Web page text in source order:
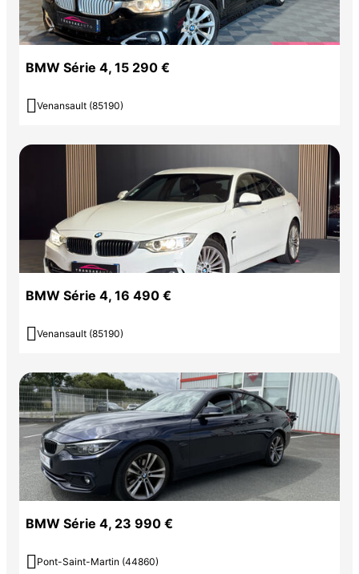
BMW Série 4, 15 290 €
 Venansault (85190)
BMW Série 4, 16 490 €
 Venansault (85190)
BMW Série 4, 23 990 €
 Pont-Saint-Martin (44860)